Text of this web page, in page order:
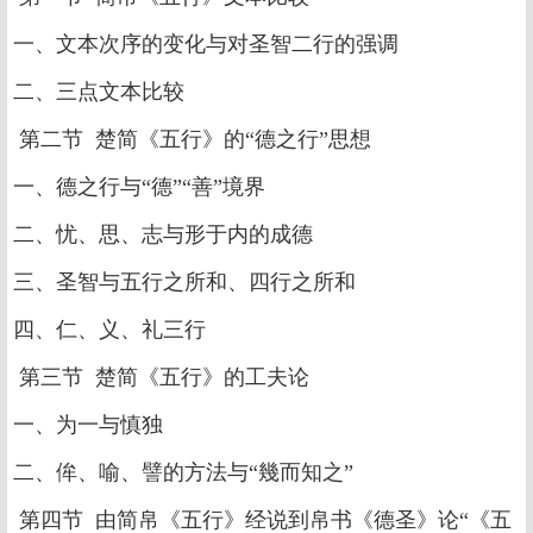
一、文本次序的变化与对圣智二行的强调
二、三点文本比较
第二节 楚简《五行》的“德之行”思想
一、德之行与“德”“善”境界
二、忧、思、志与形于内的成德
三、圣智与五行之所和、四行之所和
四、仁、义、礼三行
第三节 楚简《五行》的工夫论
一、为一与慎独
二、侔、喻、譬的方法与“幾而知之”
第四节 由简帛《五行》经说到帛书《德圣》论“《五